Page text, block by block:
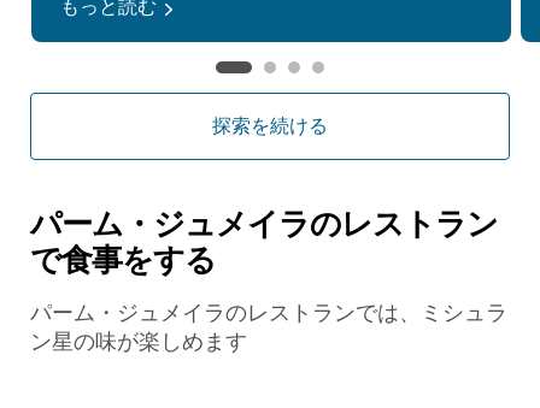
もっと読む
探索を続ける
パーム・ジュメイラのレストラン
で食事をする
パーム・ジュメイラのレストランでは、ミシュラ
ン星の味が楽しめます